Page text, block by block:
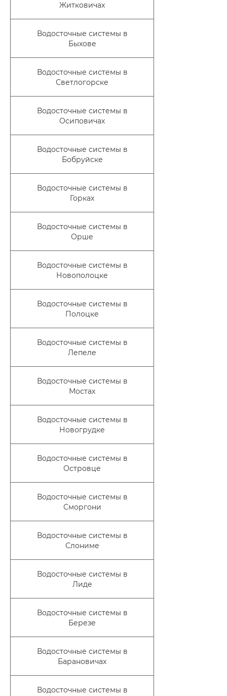
Житковичах
Водосточные системы в
Быхове
Водосточные системы в
Светлогорске
Водосточные системы в
Осиповичах
Водосточные системы в
Бобруйске
Водосточные системы в
Горках
Водосточные системы в
Орше
Водосточные системы в
Новополоцке
Водосточные системы в
Полоцке
Водосточные системы в
Лепеле
Водосточные системы в
Мостах
Водосточные системы в
Новогрудке
Водосточные системы в
Островце
Водосточные системы в
Сморгони
Водосточные системы в
Слониме
Водосточные системы в
Лиде
Водосточные системы в
Березе
Водосточные системы в
Барановичах
Водосточные системы в